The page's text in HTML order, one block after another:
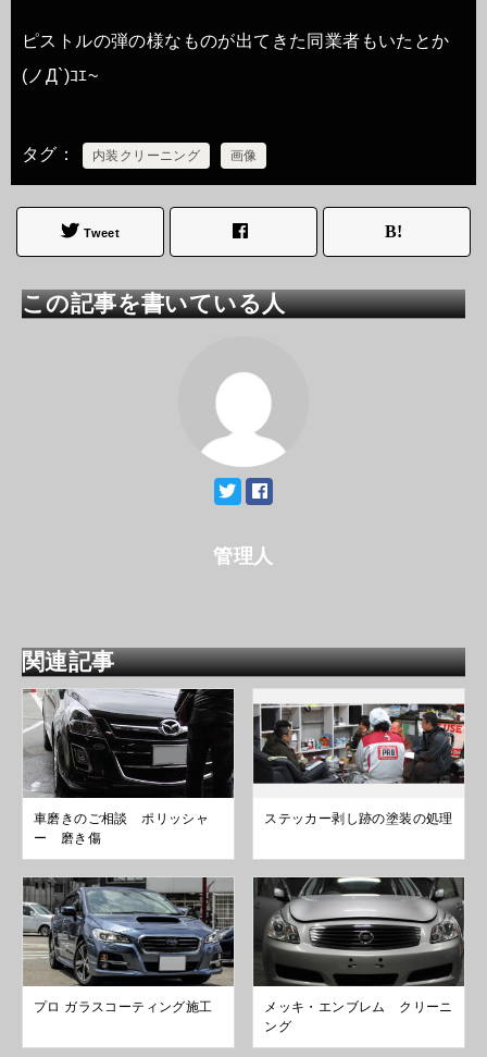
ピストルの弾の様なものが出てきた同業者もいたとか
(ノД`)ｺｴ~
タグ 内装クリーニング 画像
Tweet
この記事を書いている人
管理人
関連記事
車磨きのご相談 ポリッシャ
ー 磨き傷
ステッカー剥し跡の塗装の処理
プロ ガラスコーティング施工
メッキ・エンブレム クリーニ
ング